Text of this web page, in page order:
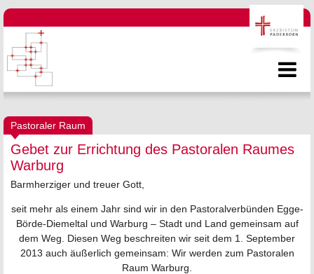
Pastoraler Raum
Gebet zur Errichtung des Pastoralen Raumes
Warburg
Barmherziger und treuer Gott,
seit mehr als einem Jahr sind wir in den Pastoralverbünden Egge-
Börde-Diemeltal und Warburg – Stadt und Land gemeinsam auf
dem Weg. Diesen Weg beschreiten wir seit dem 1. September
2013 auch äußerlich gemeinsam: Wir werden zum Pastoralen
Raum Warburg.